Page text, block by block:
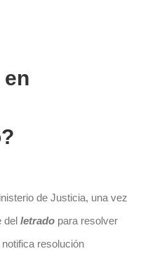
de Justicia, una vez
delletradopara resolver
resolución